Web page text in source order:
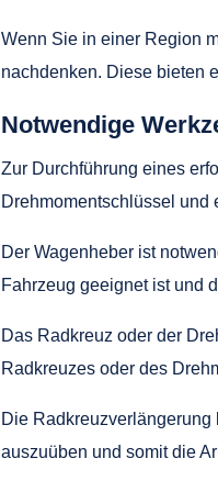
Wenn Sie in einer Region
nachdenken. Diese bieten
Notwendige
Zur Durchführung eines
Drehmomentschlüssel und
Der Wagenheber ist
Fahrzeug geeignet ist und
Das Radkreuz oder der
Radkreuzes oder des
Die
auszuüben und somit die